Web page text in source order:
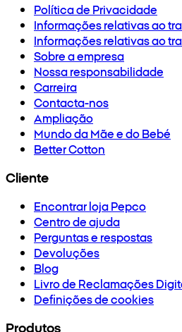
Política de Privacidade
Informações relativas ao
Informações relativas ao
Sobre a empresa
Nossa responsabilidade
Carreira
Contacta-nos
Ampliação
Mundo da Mãe e do Bebé
Better Cotton
Cliente
Encontrar loja Pepco
Centro de ajuda
Perguntas e respostas
Devoluções
Blog
Livro de Reclamações
Definições de cookies
Produtos